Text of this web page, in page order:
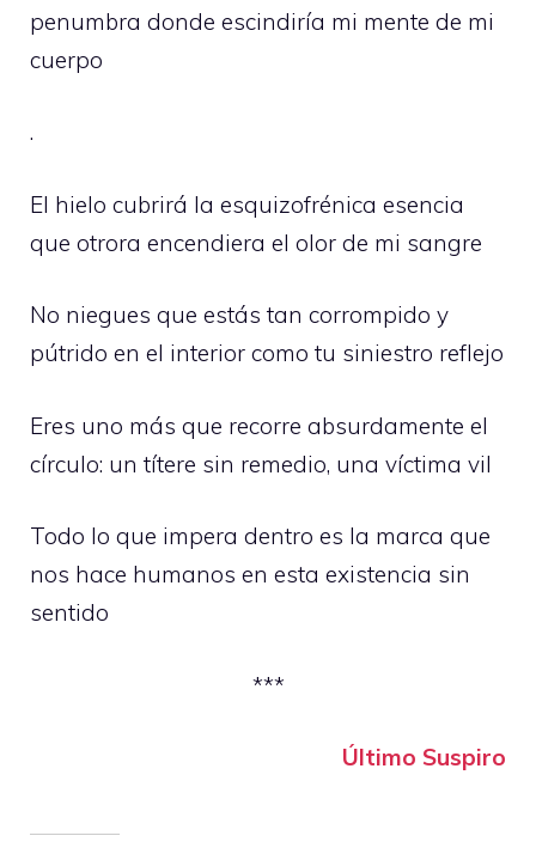
penumbra donde escindiría mi mente de mi
cuerpo
.
El hielo cubrirá la esquizofrénica esencia
que otrora encendiera el olor de mi sangre
No niegues que estás tan corrompido y
pútrido en el interior como tu siniestro reflejo
Eres uno más que recorre absurdamente el
círculo: un títere sin remedio, una víctima vil
Todo lo que impera dentro es la marca que
nos hace humanos en esta existencia sin
sentido
***
Último Suspiro